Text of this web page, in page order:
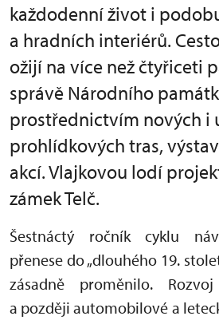
každodenní život i
a hradních interiérů.
ožijí na více než čtyřiceti
správě Národního
prostřednictvím nových i
prohlídkových tras,
akcí. Vlajkovou lodí
zámek Telč.
Šestnáctý ročník cyklu
přenese do „dlouhého 19.
zásadně proměnilo.
a později automobilové a